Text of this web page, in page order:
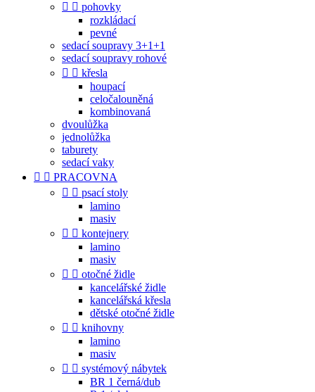
  pohovky
rozkládací
pevné
sedací soupravy 3+1+1
sedací soupravy rohové
  křesla
houpací
celočalouněná
kombinovaná
dvoulůžka
jednolůžka
taburety
sedací vaky
  PRACOVNA
  psací stoly
lamino
masiv
  kontejnery
lamino
masiv
  otočné židle
kancelářské židle
kancelářská křesla
dětské otočné židle
  knihovny
lamino
masiv
  systémový nábytek
BR 1 černá/dub